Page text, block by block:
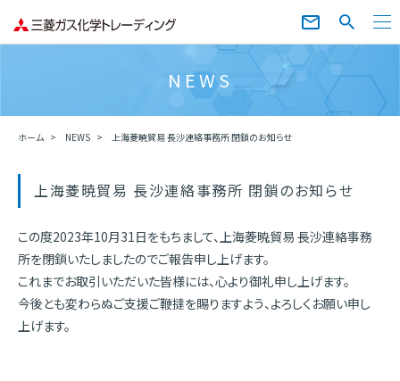
NEWS
ホーム NEWS 上海菱暁貿易 長沙連絡事務所 閉鎖のお知らせ
上海菱暁貿易 長沙連絡事務所 閉鎖のお知らせ
この度2023年10月31日をもちまして、上海菱暁貿易 長沙連絡事務
所を閉鎖いたしましたのでご報告申し上げます。
これまでお取引いただいた皆様には、心より御礼申し上げます。
今後とも変わらぬご支援ご鞭撻を賜りますよう、よろしくお願い申し
上げます。